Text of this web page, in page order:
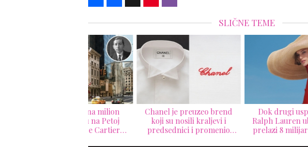
SLIČNE TEME
Chanel je preuzeo brend
koji su nosili kraljevi i
predsednici i promenio
Dok drugi usporavaju
Ralph Lauren ubrzava – i
prelazi 8 milijardi dolara